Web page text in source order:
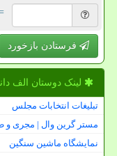
= ۸
فرستادن بازخورد
لینک دوستان الف
تبلیغات انتخابات مجلس
مستر گرین وال | مجری و
نمایشگاه ماشین سنگین